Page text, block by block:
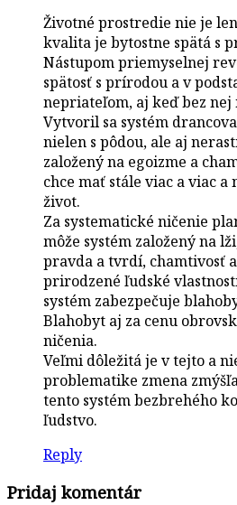
Životné prostredie nie je
kvalita je bytostne spätá s
Nástupom priemyselnej
spätosť s prírodou a v
nepriateľom, aj keď bez nej
Vytvoril sa systém
nielen s pôdou, ale aj
založený na egoizme a
chce mať stále viac a viac a
život.
Za systematické ničenie
môže systém založený na
pravda a tvrdí, chamtivosť
prirodzené ľudské
systém zabezpečuje
Blahobyt aj za cenu
ničenia.
Veľmi dôležitá je v tejto a
problematike zmena
tento systém bezbrehého
ľudstvo.
Reply
Pridaj komentár